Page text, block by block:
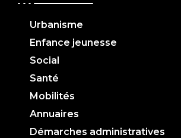
Urbanisme
Enfance jeunesse
Social
Santé
Mobilités
Annuaires
Démarches administratives